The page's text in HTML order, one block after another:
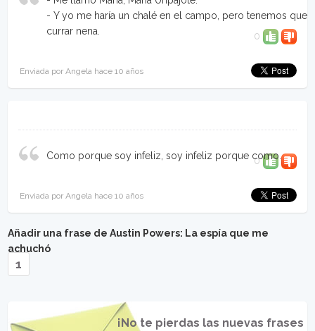
- Y yo me haría un chalé en el campo, pero tenemos que
currar nena.
0
Enviada por Angela hace 10 años
Como porque soy infeliz, soy infeliz porque como.
0
Enviada por Angela hace 10 años
Añadir una frase de Austin Powers: La espía que me
achuchó
1
¡No te pierdas las nuevas frases